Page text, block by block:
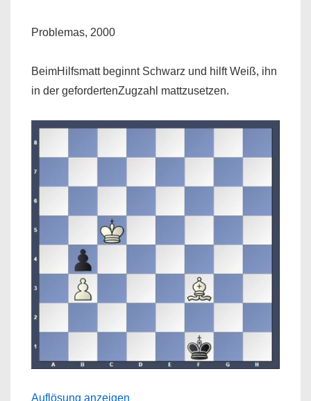
Problemas, 2000
BeimHilfsmatt beginnt Schwarz und hilft Weiß, ihn
in der gefordertenZugzahl mattzusetzen.
Auflösung anzeigen